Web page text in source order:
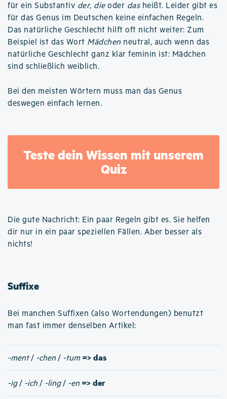
für ein Substantiv der, dieoder dasheißt. Leider gibt es
für das Genus im Deutschen keine einfachen Regeln.
Das natürliche Geschlecht hilft oft nicht weiter: Zum
Beispiel ist das Wort Mädchen neutral, auch wenn das
natürliche Geschlecht ganz klar feminin ist: Mädchen
sind schließlich weiblich.
Bei den meisten Wörtern muss man das Genus
deswegen einfach lernen.
Teste dein Wissen mit unserem
Quiz
Die gute Nachricht: Ein paar Regeln gibt es. Sie helfen
dir nur in ein paar speziellen Fällen. Aber besser als
nichts!
Suffixe
Bei manchen Suffixen (also Wortendungen) benutzt
man fast immer denselben Artikel:
-ment/ -chen / -tum => das
-ig/ -ich / -ling/ -en => der